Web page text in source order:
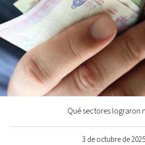
3 de octubre de 2025
Qué sectores lograron